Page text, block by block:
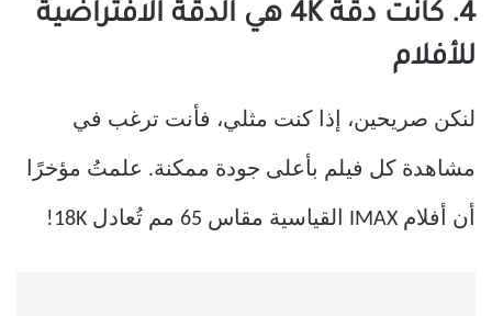
4. كانت دقة 4K هي الدقة الافتراضية
للأفلام
لنكن صريحين، إذا كنت مثلي، فأنت ترغب في
مشاهدة كل فيلم بأعلى جودة ممكنة. علمتُ مؤخرًا
أن أفلام IMAX القياسية مقاس 65 مم تُعادل 18K!